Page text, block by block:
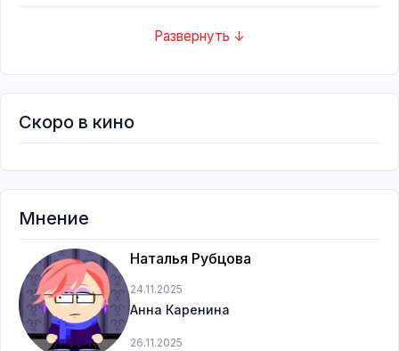
Развернуть ↓
Скоро в кино
Мнение
Наталья Рубцова
24.11.2025
Анна Каренина
26.11.2025